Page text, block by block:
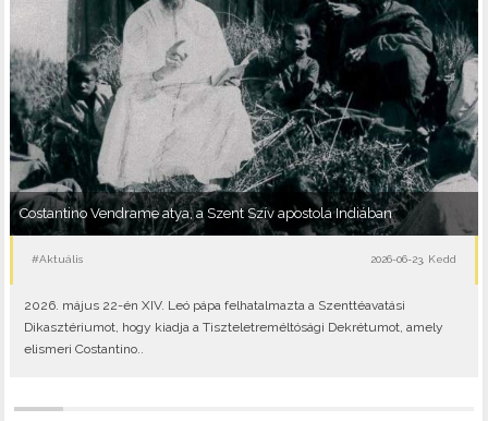
Costantino Vendrame atya, a Szent Szív apostola Indiában
#Aktuális 2026-06-23, Kedd
2026. május 22-én XIV. Leó pápa felhatalmazta a Szenttéavatási
Dikasztériumot, hogy kiadja a Tiszteletreméltósági Dekrétumot, amely
elismeri Costantino..